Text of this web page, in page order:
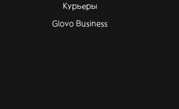
Курьеры
Glovo Business